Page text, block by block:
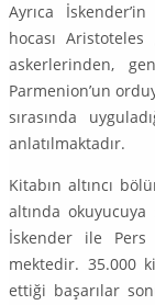
Ayrıca
hocası
askerle­rinden,
Parmenion’un
sırasında
anlatılmaktadır.
Kitabın altıncı
altında okuyucuya
İskender ile Pers
mektedir. 35.000
ettiği başarılar